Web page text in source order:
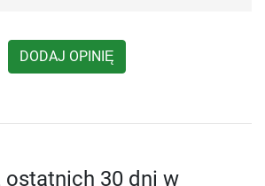
DODAJ OPINIĘ
ostatnich 30 dni w